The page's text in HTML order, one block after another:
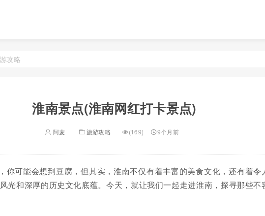
攻略
淮南景点(淮南网红打卡景点)
阿麦 旅游攻略 (169) 9个月前
你可能会想到豆腐，但其实，淮南不仅有着丰富的美食文化，还有着令
光和深厚的历史文化底蕴。今天，就让我们一起走进淮南，探寻那些不